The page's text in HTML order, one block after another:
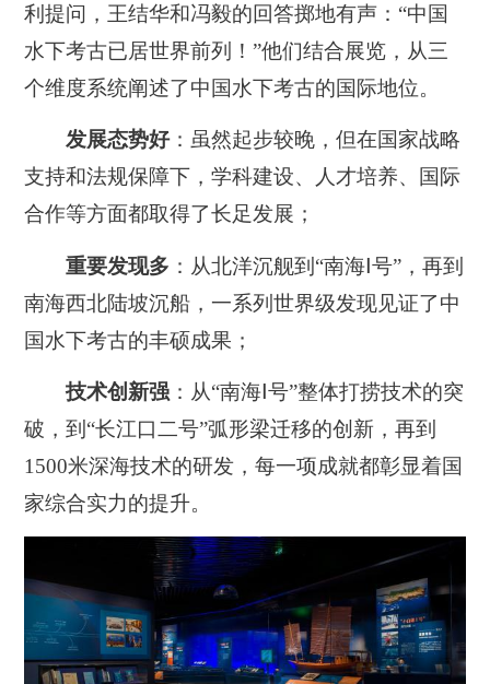
利提问，王结华和冯毅的回答掷地有声：“中国
水下考古已居世界前列！”他们结合展览，从三
个维度系统阐述了中国水下考古的国际地位。
发展态势好：虽然起步较晚，但在国家战略
支持和法规保障下，学科建设、人才培养、国际
合作等方面都取得了长足发展；
重要发现多 ：从北洋沉舰到“南海Ⅰ号”，再到
南海西北陆坡沉船，一系列世界级发现见证了中
国水下考古的丰硕成果；
技术创新强 ：从“南海Ⅰ号”整体打捞技术的突
破，到“长江口二号”弧形梁迁移的创新，再到
1500米深海技术的研发，每一项成就都彰显着国
家综合实力的提升。